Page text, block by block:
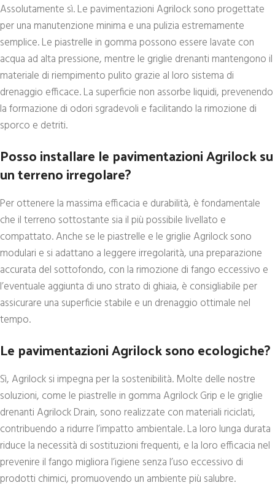
Assolutamente sì. Le pavimentazioni Agrilock sono progettate
per una manutenzione minima e una pulizia estremamente
semplice. Le piastrelle in gomma possono essere lavate con
acqua ad alta pressione, mentre le griglie drenanti mantengono il
materiale di riempimento pulito grazie al loro sistema di
drenaggio efficace. La superficie non assorbe liquidi, prevenendo
la formazione di odori sgradevoli e facilitando la rimozione di
sporco e detriti.
Posso installare le pavimentazioni Agrilock su
un terreno irregolare?
Per ottenere la massima efficacia e durabilità, è fondamentale
che il terreno sottostante sia il più possibile livellato e
compattato. Anche se le piastrelle e le griglie Agrilock sono
modulari e si adattano a leggere irregolarità, una preparazione
accurata del sottofondo, con la rimozione di fango eccessivo e
l’eventuale aggiunta di uno strato di ghiaia, è consigliabile per
assicurare una superficie stabile e un drenaggio ottimale nel
tempo.
Le pavimentazioni Agrilock sono ecologiche?
Sì, Agrilock si impegna per la sostenibilità. Molte delle nostre
soluzioni, come le piastrelle in gomma Agrilock Grip e le griglie
drenanti Agrilock Drain, sono realizzate con materiali riciclati,
contribuendo a ridurre l’impatto ambientale. La loro lunga durata
riduce la necessità di sostituzioni frequenti, e la loro efficacia nel
prevenire il fango migliora l’igiene senza l’uso eccessivo di
prodotti chimici, promuovendo un ambiente più salubre.